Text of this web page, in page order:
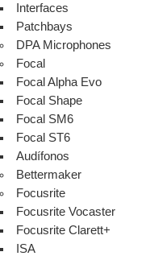
Interfaces
Patchbays
DPA Microphones
Focal
Focal Alpha Evo
Focal Shape
Focal SM6
Focal ST6
Audífonos
Bettermaker
Focusrite
Focusrite Vocaster
Focusrite Clarett+
ISA